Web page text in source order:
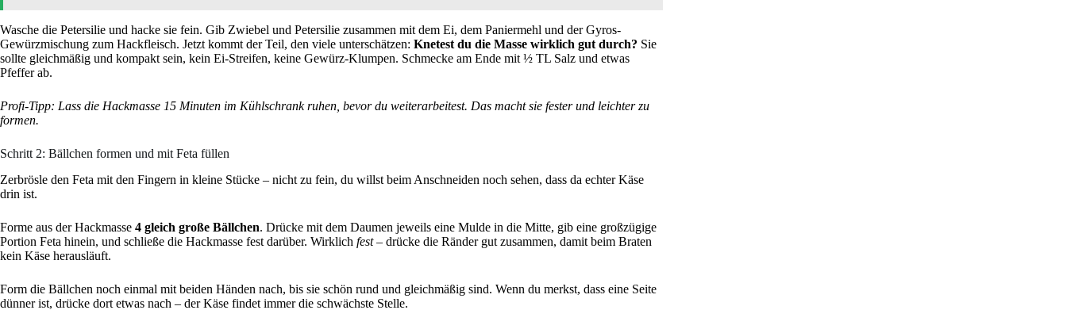
Wasche die Petersilie und hacke sie fein. Gib Zwiebel und Petersilie zusammen mit dem Ei, dem Paniermehl und der Gyros-
Gewürzmischung zum Hackfleisch. Jetzt kommt der Teil, den viele unterschätzen: Knetest du die Masse wirklich gut durch? Sie
sollte gleichmäßig und kompakt sein, kein Ei-Streifen, keine Gewürz-Klumpen. Schmecke am Ende mit ½ TL Salz und etwas
Pfeffer ab.
Profi-Tipp: Lass die Hackmasse 15 Minuten im Kühlschrank ruhen, bevor du weiterarbeitest. Das macht sie fester und leichter zu
formen.
Schritt 2: Bällchen formen und mit Feta füllen
Zerbrösle den Feta mit den Fingern in kleine Stücke – nicht zu fein, du willst beim Anschneiden noch sehen, dass da echter Käse
drin ist.
Forme aus der Hackmasse 4 gleich große Bällchen. Drücke mit dem Daumen jeweils eine Mulde in die Mitte, gib eine großzügige
Portion Feta hinein, und schließe die Hackmasse fest darüber. Wirklich fest– drücke die Ränder gut zusammen, damit beim Braten
kein Käse herausläuft.
Form die Bällchen noch einmal mit beiden Händen nach, bis sie schön rund und gleichmäßig sind. Wenn du merkst, dass eine Seite
dünner ist, drücke dort etwas nach – der Käse findet immer die schwächste Stelle.